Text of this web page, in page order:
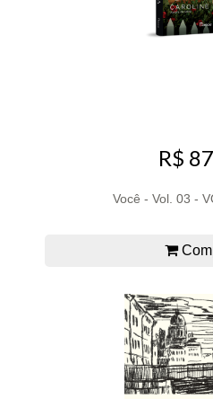
R$
Você - Vol. 03 -